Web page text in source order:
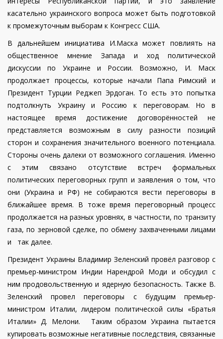
касательно украинского вопроса может быть подготовкой
к промежуточным выборам к Конгресс США.
В дальнейшем инициатива И.Маска может повлиять на
общественное мнение Запада и ход политической
дискуссии по Украине и России. Возможно, И. Маск
продолжает процессы, которые начали Папа Римский и
Президент Турции Реджеп Эрдоган. То есть это попытка
подтолкнуть Украину и Россию к переговорам.
Но в
настоящее время достижение договорённостей не
представляется возможным в силу разности позиций
сторон и сохранения значительного военного потенциала.
Стороны очень далеки от возможного соглашения. Именно
с этим связано отсутствие встреч формальных
политических переговорных групп и заявления о том, что
они (Украина и РФ) не собираются вести переговоры в
ближайшее время. В тоже время переговорный процесс
продолжается на разных уровнях, в частности, по транзиту
газа, по зерновой сделке, по обмену захваченными лицами
и так далее.
Президент Украины Владимир Зеленский провёл разговор с
премьер-министром Индии Нарендрой Моди и обсудил с
ним продовольственную и ядерную безопасность. Также В.
Зеленский провел переговоры с будущим премьер-
министром Италии, лидером политической силы «Братья
Италии» Д. Мелони. Таким образом Украина пытается
купировать возможные негативные последствия, связанные